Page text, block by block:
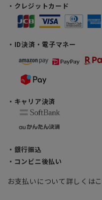
・クレジットカード
・ID決済・電子マネー
・キャリア決済
・銀行振込
・コンビニ後払い
お支払いについて詳しくは